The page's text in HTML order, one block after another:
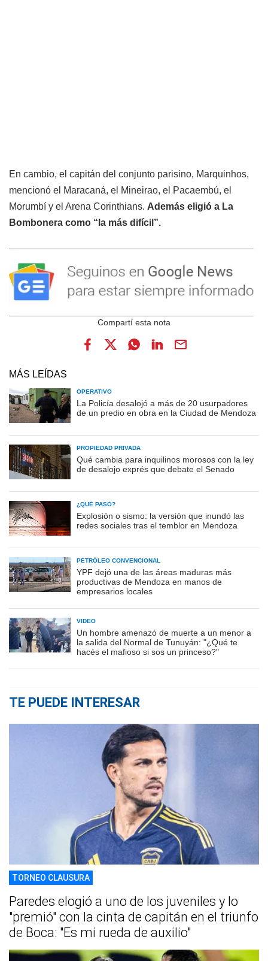
En cambio, el capitán del conjunto parisino, Marquinhos,
mencionó el Maracaná, el Mineirao, el Pacaembú, el
Morumbí y el Arena Corinthians. Además eligió a La
Bombonera como “la más difícil”.
MÁS LEÍDAS
OPERATIVO
La Policía desalojó a más de 20 usurpadores
de un predio en obra en la Ciudad de Mendoza
PROPIEDAD PRIVADA
Qué cambia para inquilinos morosos con la ley
de desalojo exprés que debate el Senado
¿QUÉ PASÓ?
Explosión o sismo: la versión que inundó las
redes sociales tras el temblor en Mendoza
PETRÓLEO CONVENCIONAL
YPF dejó una de las áreas maduras más
productivas de Mendoza en manos de
empresarios locales
VIDEO
Un hombre amenazó de muerte a un menor a
la salida del Normal de Tunuyán: "¿Qué te
hacés el mafioso si sos un princeso?"
TE PUEDE INTERESAR
TORNEO CLAUSURA
Paredes elogió a uno de los juveniles y lo
"premió" con la cinta de capitán en el triunfo
de Boca: "Es mi rueda de auxilio"